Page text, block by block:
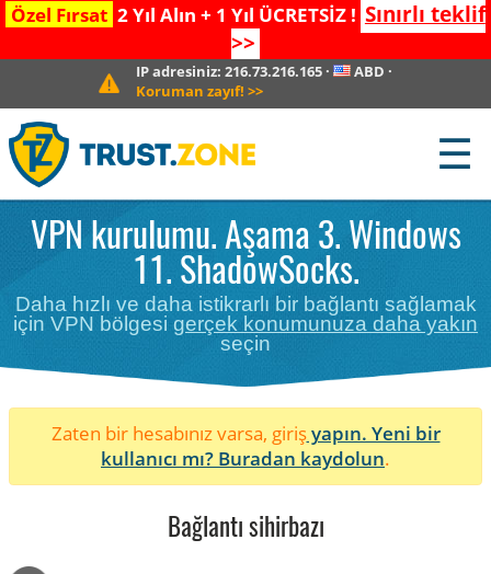
Özel Fırsat 2 Yıl Alın + 1 Yıl ÜCRETSİZ ! Sınırlı teklif
>>
IP adresiniz:216.73.216.165 · ABD ·
Koruman zayıf! >>
☰
VPN kurulumu. Aşama 3. Windows
11. ShadowSocks.
Daha hızlı ve daha istikrarlı bir bağlantı sağlamak
için VPN bölgesi gerçek konumunuza daha yakın
seçin
Zaten bir hesabınız varsa, girişyapın. Yeni bir
kullanıcı mı? Buradan kaydolun.
Bağlantı sihirbazı